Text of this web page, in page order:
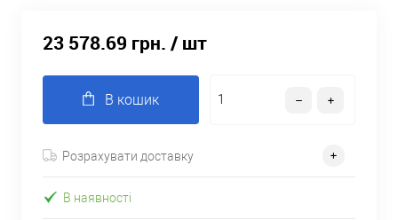
23 578.69 грн. / шт
В кошик
Розрахувати доставку
В наявності